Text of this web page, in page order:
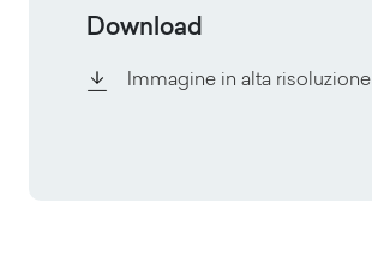
Download
Immagine in alta risoluzione